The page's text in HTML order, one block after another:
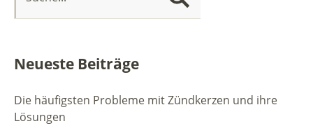
Neueste Beiträge
Die häufigsten Probleme mit Zündkerzen und ihre
Lösungen